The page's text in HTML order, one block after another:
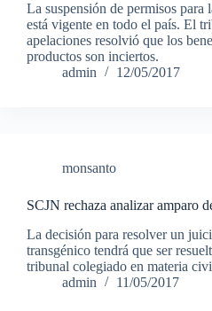
La suspensión de permisos para
está vigente en todo el país. El
apelaciones resolvió que los
productos son inciertos.
admin
12/05/2017
monsanto
SCJN rechaza analizar amparo
La decisión para resolver un
transgénico tendrá que ser
tribunal colegiado en materia
admin
11/05/2017